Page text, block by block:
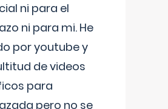
ni para el
ni para mi. He
por youtube y
de videos
para
pero no se